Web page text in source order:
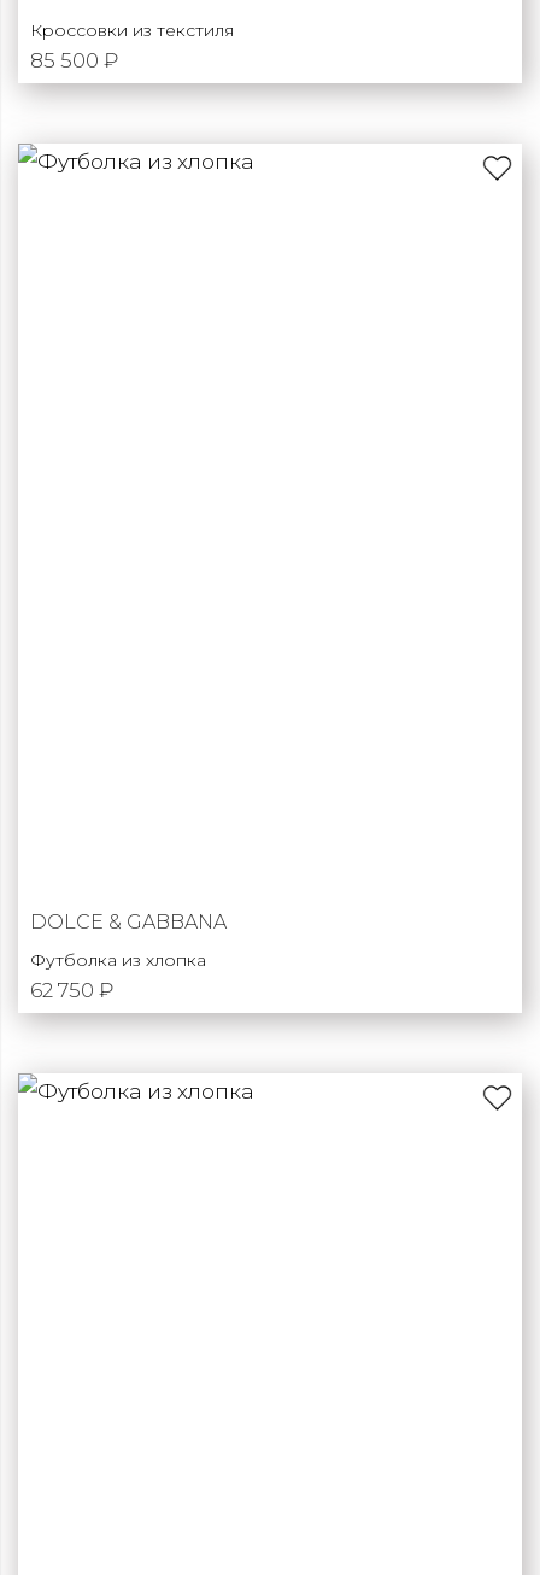
Кроссовки из текстиля
85 500 ₽
DOLCE & GABBANA
Футболка из хлопка
62 750 ₽